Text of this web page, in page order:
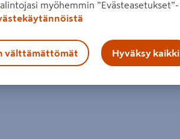
myöhemmin ”Evästeasetukset”-
välttämättömät Hyväksy kaikki